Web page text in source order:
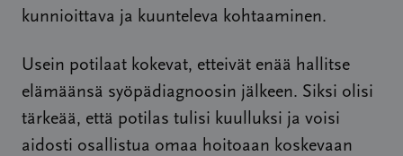
kunnioittava ja kuunteleva kohtaaminen.
Usein potilaat kokevat, etteivät enää hallitse
elämäänsä syöpädiagnoosin jälkeen. Siksi olisi
tärkeää, että potilas tulisi kuulluksi ja voisi
aidosti osallistua omaa hoitoaan koskevaan